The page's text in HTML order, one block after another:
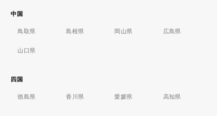
中国
鳥取県 島根県 岡山県 広島県
山口県
四国
徳島県 香川県 愛媛県 高知県